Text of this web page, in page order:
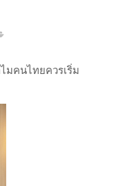
มคนไทยควรเริ่ม